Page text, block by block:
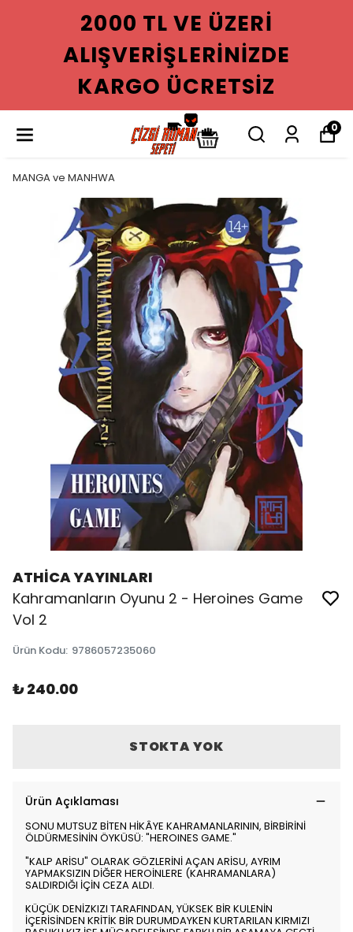
2000 TL VE ÜZERI
ALIŞVERIŞLERINIZDE
KARGO ÜCRETSIZ
0
MANGA ve MANHWA
ATHİCA YAYINLARI
Kahramanların Oyunu 2 - Heroines Game
Vol 2
Ürün Kodu: 9786057235060
₺ 240.00
STOKTA YOK
Ürün Açıklaması
SONU MUTSUZ BİTEN HİKÂYE KAHRAMANLARININ, BİRBİRİNİ
ÖLDÜRMESİNİN ÖYKÜSÜ: "HEROINES GAME."
"KALP ARİSU" OLARAK GÖZLERİNİ AÇAN ARİSU, AYRIM
YAPMAKSIZIN DİĞER HEROİNLERE (KAHRAMANLARA)
SALDIRDIĞI İÇİN CEZA ALDI.
KÜÇÜK DENİZKIZI TARAFINDAN, YÜKSEK BİR KULENİN
İÇERİSİNDEN KRİTİK BİR DURUMDAYKEN KURTARILAN KIRMIZI